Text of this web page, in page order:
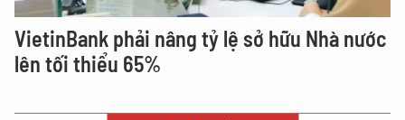
VietinBank phải nâng tỷ lệ sở hữu Nhà nước
lên tối thiểu 65%